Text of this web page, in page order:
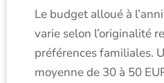
Le budget alloué à
varie selon l’originalité
préférences familiales.
moyenne de 30 à 50